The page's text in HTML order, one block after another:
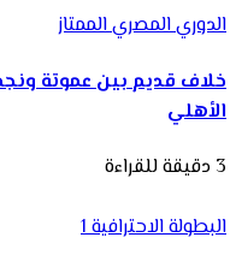
الدوري المصري الممتاز
خلاف قديم بين عموتة
الأهلي
3 دقيقة للقراءة
البطولة الاحترافية 1